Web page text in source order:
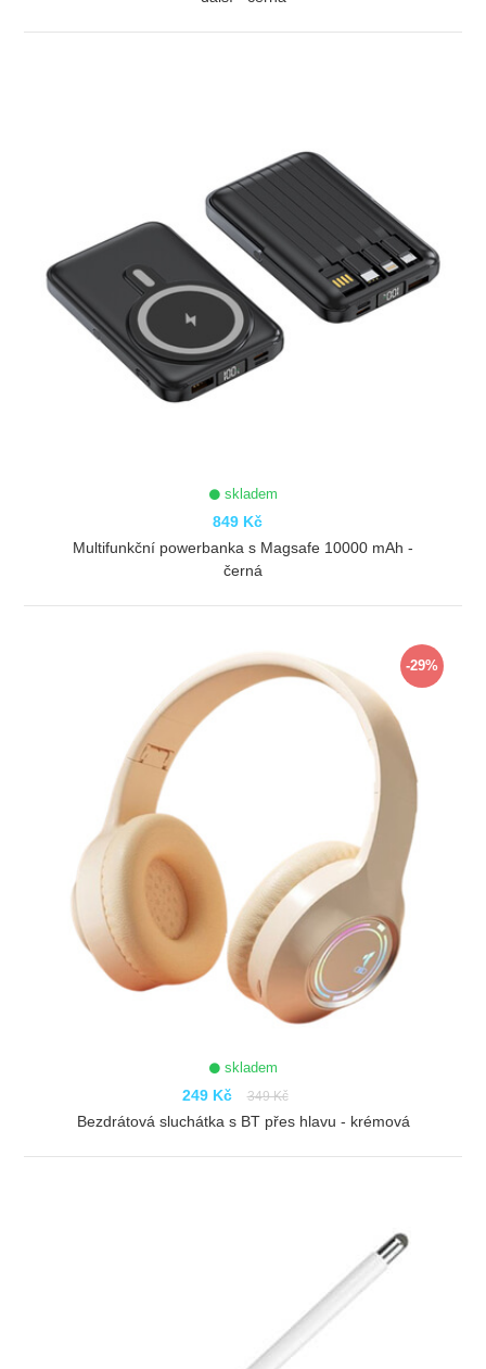
skladem
849 Kč
Multifunkční powerbanka s Magsafe 10000 mAh -
černá
-29%
skladem
249 Kč 349 Kč
Bezdrátová sluchátka s BT přes hlavu - krémová